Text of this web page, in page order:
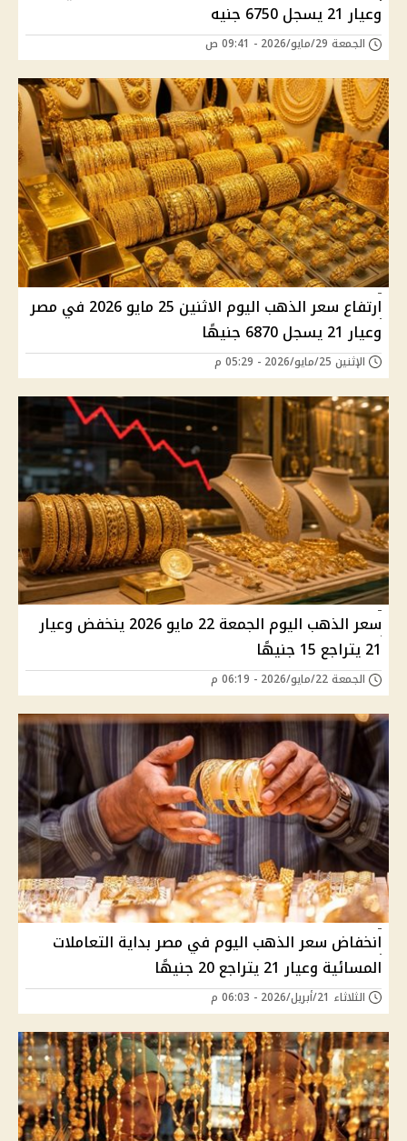
وعيار 21 يسجل 6750 جنيه
الجمعة 29/مايو/2026 - 09:41 ص
ارتفاع سعر الذهب اليوم الاثنين 25 مايو 2026 في مصر
وعيار 21 يسجل 6870 جنيهًا
الإثنين 25/مايو/2026 - 05:29 م
سعر الذهب اليوم الجمعة 22 مايو 2026 ينخفض وعيار
21 يتراجع 15 جنيهًا
الجمعة 22/مايو/2026 - 06:19 م
انخفاض سعر الذهب اليوم في مصر بداية التعاملات
المسائية وعيار 21 يتراجع 20 جنيهًا
الثلاثاء 21/أبريل/2026 - 06:03 م